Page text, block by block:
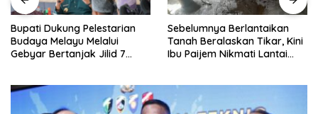
Sebelumnya Berlantaikan
Tanah Beralaskan Tikar, Kini
Ibu Paijem Nikmati Lantai
0208/Asahan
Jumat Berkah Polsek Lima
Puluh, Kapolsek Salomo
Sagala Salurkan Sembako